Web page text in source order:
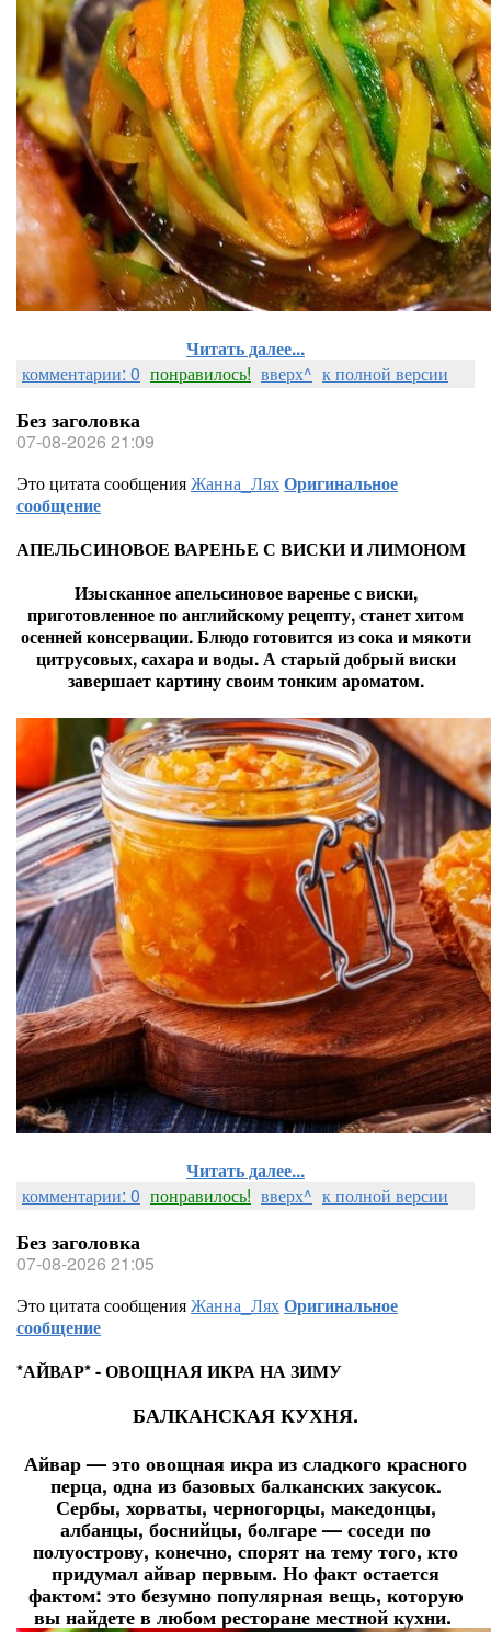
Читать далее...
комментарии: 0 понравилось! вверх^ к полной версии
Без заголовка
07-08-2026 21:09
Это цитата сообщенияЖанна_ЛяхОригинальное
сообщение
АПЕЛЬСИНОВОЕ ВАРЕНЬЕ С ВИСКИ И ЛИМОНОМ
Изысканное апельсиновое варенье с виски,
приготовленное по английскому рецепту, станет хитом
осенней консервации. Блюдо готовится из сока и мякоти
цитрусовых, сахара и воды. А старый добрый виски
завершает картину своим тонким ароматом.
Читать далее...
комментарии: 0 понравилось! вверх^ к полной версии
Без заголовка
07-08-2026 21:05
Это цитата сообщенияЖанна_ЛяхОригинальное
сообщение
*АЙВАР* - ОВОЩНАЯ ИКРА НА ЗИМУ
БАЛКАНСКАЯ КУХНЯ.
Айвар — это овощная икра из сладкого красного
перца, одна из базовых балканских закусок.
Сербы, хорваты, черногорцы, македонцы,
албанцы, боснийцы, болгаре — соседи по
полуострову, конечно, спорят на тему того, кто
придумал айвар первым. Но факт остается
фактом: это безумно популярная вещь, которую
вы найдете в любом ресторане местной кухни.